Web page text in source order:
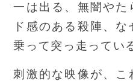
一は出る、無闇やた
ド感のある殺陣、
乗って突っ走ってい
刺激的な映像が、こ